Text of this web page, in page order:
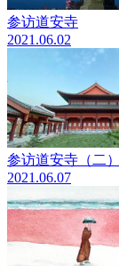
参访道安寺
2021.06.02
参访道安寺（二）
2021.06.07